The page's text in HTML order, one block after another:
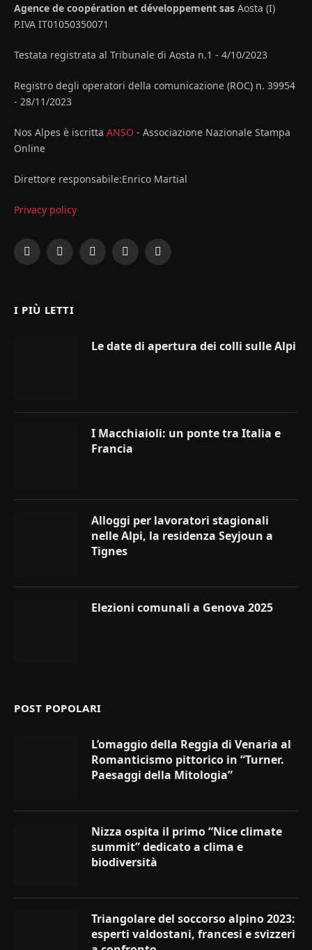
Agence de coopération et développement sas Aosta (I)
P.IVA IT01050350071
Testata registrata al Tribunale di Aosta n.1 - 4/10/2023
Registro degli operatori della comunicazione (ROC) n. 39954
- 28/11/2023
Nos Alpes è iscritta ANSO - Associazione Nazionale Stampa
Online
Direttore responsabile:Enrico Martial
Privacy policy
Facebook
X
InstagramYouTubeLinkedIn
I PIÙ LETTI
Le date di apertura dei colli sulle Alpi
I Macchiaioli: un ponte tra Italia e
Francia
Alloggi per lavoratori stagionali
nelle Alpi, la residenza Seyjoun a
Tignes
Elezioni comunali a Genova 2025
POST POPOLARI
L’omaggio della Reggia di Venaria al
Romanticismo pittorico in “Turner.
Paesaggi della Mitologia”
Nizza ospita il primo “Nice climate
summit” dedicato a clima e
biodiversità
Triangolare del soccorso alpino 2023:
esperti valdostani, francesi e svizzeri